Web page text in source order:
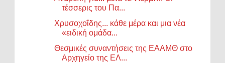
τέσσερις του Πα...
Χρυσοχοΐδης... κάθε μέρα και μια νέα
«ειδική ομάδα...
Θεσμικές συναντήσεις της ΕΑΑΜΘ στο
Αρχηγείο της ΕΛ...